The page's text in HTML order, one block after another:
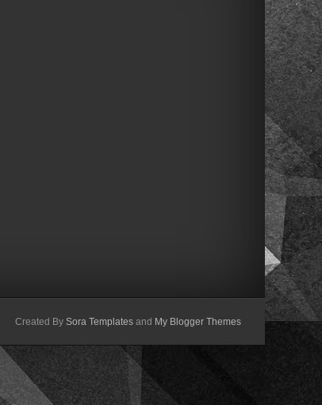
Created By Sora Templates and My Blogger Themes